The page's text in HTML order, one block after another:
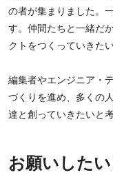
の者が集まりました。
す。仲間たちと一緒だ
クトをつくっていきた
編集者やエンジニア・
づくりを進め、多くの
達と創っていきたいと
お願いしたい